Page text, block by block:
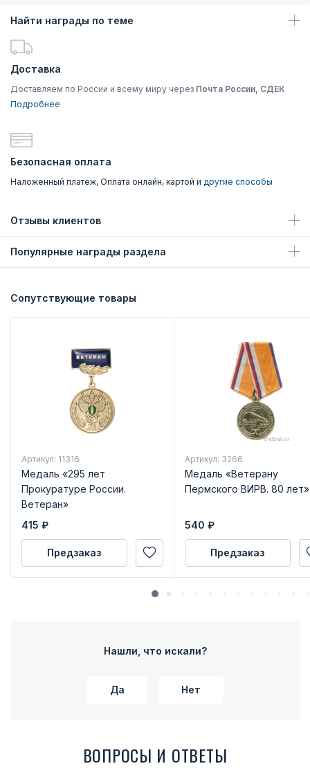
Найти награды по теме
Доставка
Доставляем по России и всему миру через Почта России, СДЕК
Подробнее
Безопасная оплата
Наложенный платеж, Оплата онлайн, картой и другие способы
Отзывы клиентов
Популярные награды раздела
Сопутствующие товары
Артикул: 11316
Медаль «295 лет
Прокуратуре России.
Ветеран»
415 ₽
Предзаказ
Артикул: 3266
Медаль «Ветерану
Пермского ВИРВ. 80 лет»
540 ₽
Предзаказ
Нашли, что искали?
Да Нет
ВОПРОСЫ И ОТВЕТЫ